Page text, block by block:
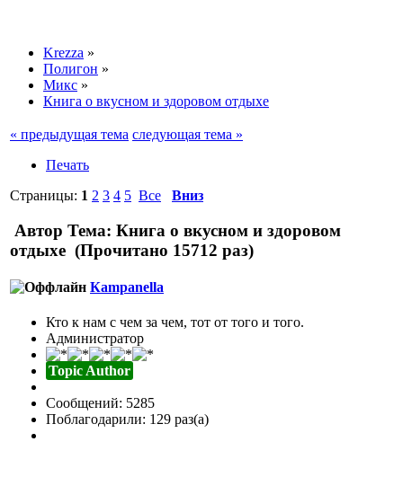
Krezza »
Полигон »
Микс »
Книга о вкусном и здоровом отдыхе
« предыдущая тема следующая тема »
Печать
Страницы: 1 2 3 4 5 Все Вниз
Автор Тема: Книга о вкусном и здоровом
отдыхе (Прочитано 15712 раз)
Кampanella
Кто к нам с чем за чем, тот от того и того.
Администратор
Topic Author
Сообщений: 5285
Поблагодарили: 129 раз(а)